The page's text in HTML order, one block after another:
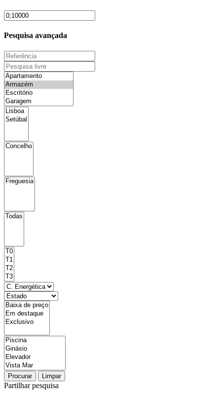
Pesquisa avançada
Procurar Limpar
Partilhar pesquisa